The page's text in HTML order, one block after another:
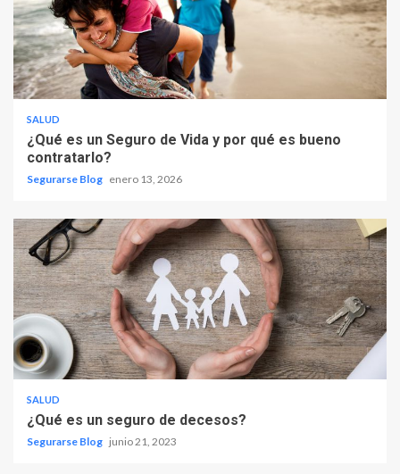
SALUD
¿Qué es un Seguro de Vida y por qué es bueno
contratarlo?
Segurarse Blog enero 13, 2026
SALUD
¿Qué es un seguro de decesos?
Segurarse Blog junio 21, 2023